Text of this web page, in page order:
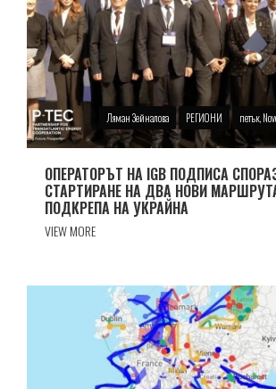
Ляман Зейналова РЕГИОНИ петък,
ОПЕРАТОРЪТ НА IGB ПОДПИСА
СТАРТИРАНЕ НА ДВА НОВИ
ПОДКРЕПА НА УКРАЙНА
VIEW MORE